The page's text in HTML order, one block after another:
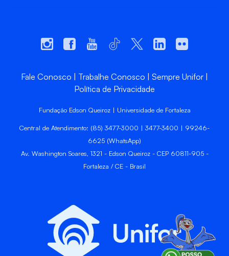
Fale Conosco Trabalhe Conosco
Sempre Unifor
Política de Privacidade
Fundação Edson Queiroz | Universidade de Fortaleza
Central de Atendimento: (85) 3477-3000 | 3477-3400 | 99246-
6625 (WhatsApp)
Av. Washington Soares, 1321 - Edson Queiroz - CEP 60811-905 -
Fortaleza / CE - Brasil